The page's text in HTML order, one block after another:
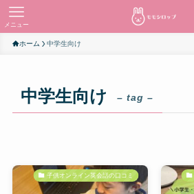
メニュー
ホーム 中学生向け
中学生向け – tag –
子供オンライン英会話の口コミ